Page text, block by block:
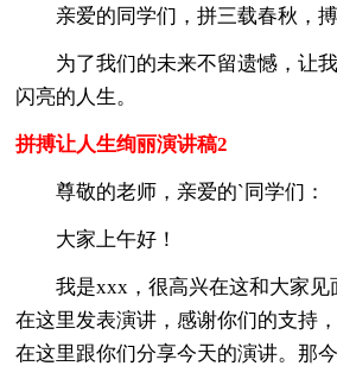
亲爱的同学们，拼三载春秋，搏
为了我们的未来不留遗憾，让
闪亮的人生。
拼搏让人生绚丽演讲稿2
尊敬的老师，亲爱的`同学们：
大家上午好！
我是xxx，很高兴在这和大家见
在这里发表演讲，感谢你们的支持
在这里跟你们分享今天的演讲。那